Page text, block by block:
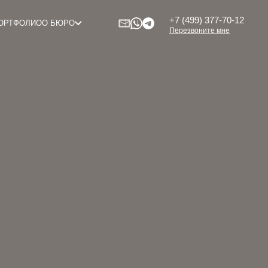
О БЮРО +7 (499) 377-70-12
Перезвоните мне